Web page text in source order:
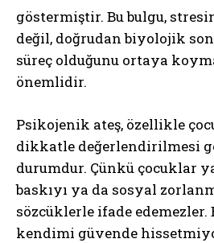
göstermiştir. Bu bulgu,
değil, doğrudan biyolojik
süreç olduğunu ortaya
önemlidir.
Psikojenik ateş, özellikle
dikkatle değerlendirilmesi
durumdur. Çünkü çocuklar
baskıyı ya da sosyal
sözcüklerle ifade edemezler.
kendimi güvende